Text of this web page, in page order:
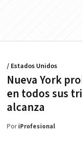
Nueva York
en todos sus
alcanza
/ Estados Unidos
PoriProfesional